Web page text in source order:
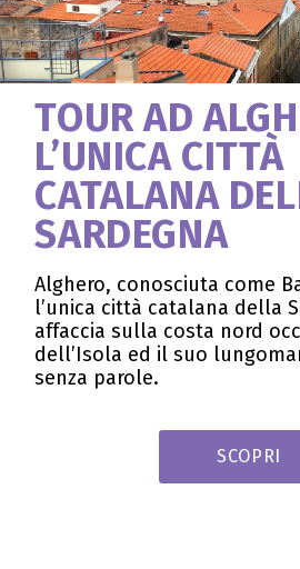
TOUR AD
L’UNICA CITTÀ
CATALANA
SARDEGNA
Alghero, conosciuta come
l’unica città catalana della
affaccia sulla costa nord
dell’Isola ed il suo
senza parole.
SCOPRI